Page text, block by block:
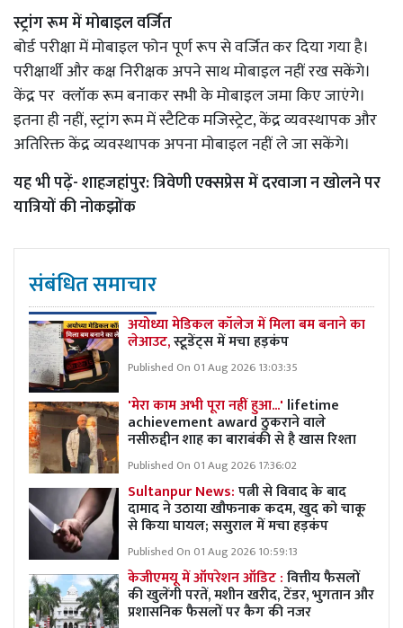
स्ट्रांग रूम में मोबाइल वर्जित
बोर्ड परीक्षा में मोबाइल फोन पूर्ण रूप से वर्जित कर दिया गया है।
परीक्षार्थी और कक्ष निरीक्षक अपने साथ मोबाइल नहीं रख सकेंगे।
केंद्र पर क्लॉक रूम बनाकर सभी के मोबाइल जमा किए जाएंगे।
इतना ही नहीं, स्ट्रांग रूम में स्टैटिक मजिस्ट्रेट, केंद्र व्यवस्थापक और
अतिरिक्त केंद्र व्यवस्थापक अपना मोबाइल नहीं ले जा सकेंगे।
यह भी पढ़ें-शाहजहांपुर: त्रिवेणी एक्सप्रेस में दरवाजा न खोलने पर
यात्रियों की नोकझोंक
संबंधित समाचार
अयोध्या मेडिकल कॉलेज में मिला बम बनाने का
लेआउट,स्टूडेंट्स में मचा हड़कंप
Published On 01 Aug 2026 13:03:35
'मेरा काम अभी पूरा नहीं हुआ...' lifetime
achievement award ठुकराने वाले
नसीरुद्दीन शाह का बाराबंकी से है खास रिश्ता
Published On 01 Aug 2026 17:36:02
Sultanpur News:पत्नी से विवाद के बाद
दामाद ने उठाया खौफनाक कदम, खुद को चाकू
से किया घायल; ससुराल में मचा हड़कंप
Published On 01 Aug 2026 10:59:13
केजीएमयू में ऑपरेशन ऑडिट :वित्तीय फैसलों
की खुलेंगी परतें, मशीन खरीद, टेंडर, भुगतान और
प्रशासनिक फैसलों पर कैग की नजर